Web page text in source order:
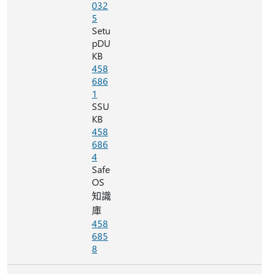
032
5
Setu
pDU
KB
458
686
1
SSU
KB
458
686
4
Safe
OS
知識
庫
458
685
8